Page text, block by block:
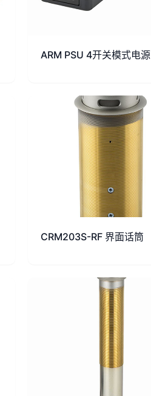
ARM PSU 4开关模式电源
CRM203S-RF 界面话筒